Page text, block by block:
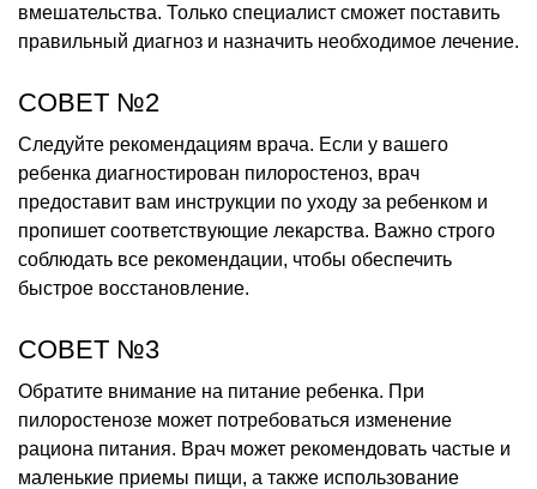
вмешательства. Только специалист сможет поставить
правильный диагноз и назначить необходимое лечение.
СОВЕТ №2
Следуйте рекомендациям врача. Если у вашего
ребенка диагностирован пилоростеноз, врач
предоставит вам инструкции по уходу за ребенком и
пропишет соответствующие лекарства. Важно строго
соблюдать все рекомендации, чтобы обеспечить
быстрое восстановление.
СОВЕТ №3
Обратите внимание на питание ребенка. При
пилоростенозе может потребоваться изменение
рациона питания. Врач может рекомендовать частые и
маленькие приемы пищи, а также использование